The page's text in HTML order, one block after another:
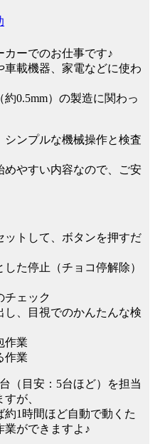
カーでのお仕事です♪
車載機器、家電などに使わ
0.5mm）の製造に関わっ
シンプルな機械操作と検査
めやすい内容なので、ご安
ットして、ボタンを押すだ
した停止（チョコ停解除）
チェック
し、目視でのかんたんな検
作業
作業
（目安：5台ほど）を担当
が、
約1時間ほど自動で動くた
業ができますよ♪